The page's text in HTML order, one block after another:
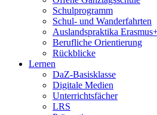
Schulprogramm
Schul- und Wanderfahrten
Auslandspraktika
Berufliche Orientierung
Rückblicke
Lernen
DaZ-Basisklasse
Digitale Medien
Unterrichtsfächer
LRS